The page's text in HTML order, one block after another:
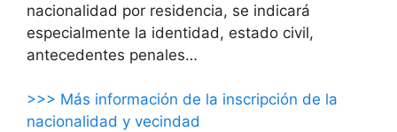
nacionalidad por residencia, se indicará
especialmente la identidad, estado civil,
antecedentes penales…
>>> Más información de la inscripción de la
nacionalidad y vecindad